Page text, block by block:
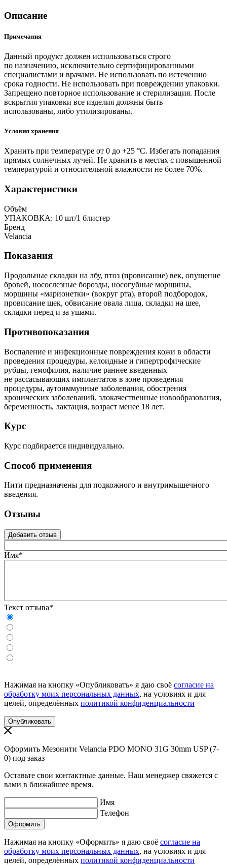
Описание
Примечания
Данный продукт должен использоваться строго
по назначению, исключительно сертифицированными
специалистами и врачами. Не использовать по истечению
срока годности. Не использовать при повреждении упаковки.
Запрещено повторное использование и стерилизация. После
вскрытия упаковки все изделия должны быть
использованы, либо утилизированы.
Условия хранения
Хранить при температуре от 0 до +25 °C. Избегать попадания
прямых солнечных лучей. Не хранить в местах с повышенной
температурой и относительной влажности не более 70%.
Характеристики
Объём
УПАКОВКА: 10 шт/1 блистер
Бренд
Velancia
Показания
Продольные складки на лбу, птоз (провисание) век, опущение
бровей, носослезные борозды, носогубные морщины,
морщины «марионетки» (вокруг рта), второй подбородок,
провисание щек, обвисание овала лица, складки на шее,
складки перед и за ушами.
Противопоказания
Воспаление и инфекционные повреждения кожи в области
проведения процедуры, келоидные и гипертрофические
рубцы, гемофилия, наличие раннее введенных
не рассасывающих имплантатов в зоне проведения
процедуры, аутоиммунные заболевания, обострения
хронических заболеваний, злокачественные новообразования,
беременность, лактация, возраст менее 18 лет.
Курс
Курс подбирается индивидуально.
Способ применения
Нити предназначены для подкожного и внутримышечного
введения.
Отзывы
Добавить отзыв
Имя*
Текст отзыва*
Нажимая на кнопку «Опубликовать» я даю своё согласие на
обработку моих персональных данных, на условиях и для
целей, определённых политикой конфиденциальности
Оформить Мезонити Velancia PDO MONO 31G 30mm USP (7-
0) под заказ
Оставьте свои контактные данные. Наш менеджер свяжется с
вами в ближайшее время.
Имя
Телефон
Нажимая на кнопку «Оформить» я даю своё согласие на
обработку моих персональных данных, на условиях и для
целей, определённых политикой конфиденциальности